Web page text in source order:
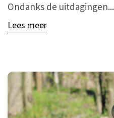
Ondanks de uitdagingen...
Lees meer